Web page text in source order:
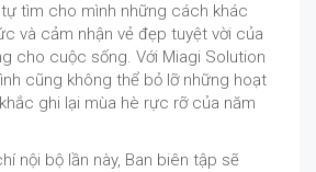
tìm cho mình những cách khác
và cảm nhận vẻ đẹp tuyệt vời của
cho cuộc sống. Với Miagi Solution
cũng không thể bỏ lỡ những hoạt
ghi lại mùa hè rực rỡ của năm
nội bộ lần này, Ban biên tập sẽ